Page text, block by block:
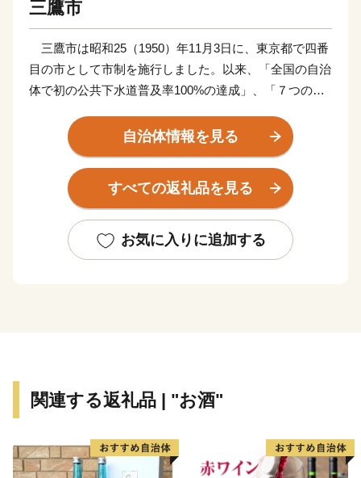
三鷹市
三鷹市は昭和25（1950）年11月3日に、東京都で四番
目の市として市制を施行しました。以来、「全国の自治
体で初の公共下水道普及率100%の達成」、「７つのコ
会が、自ら管理運営を行うコミュニティ・センターを拠
点に地域づくりを行うコミュニティ行政の推進」、「メ
ンバー全員を公募市民である『みたか市民プラン21会
議』による、白紙からの市民参加による基本構想、基本
小・中一貫教育の全市展開」など、さまざまな分野で先
駆的な施策を進めてきました。
三鷹市では、目標達成に向けた計画に基づき、総合
「三鷹市基本構想」を最上位計画とし、基本構想に定め
る基本目標である「高環境・高福祉のまちづくり」を実
自治体情報を見る
すべての返礼品を見る
お気に入りに追加する
関連する返礼品 | "お酒"